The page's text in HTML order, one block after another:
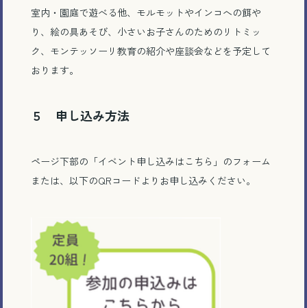
LINEで相談する
室内・園庭で遊べる他、モルモットやインコへの餌や
り、絵の具あそび、小さいお子さんのためのリトミッ
ク、モンテッソーリ教育の紹介や座談会などを予定して
おります。
５ 申し込み方法
ページ下部の「イベント申し込みはこちら」のフォーム
または、以下のQRコードよりお申し込みください。